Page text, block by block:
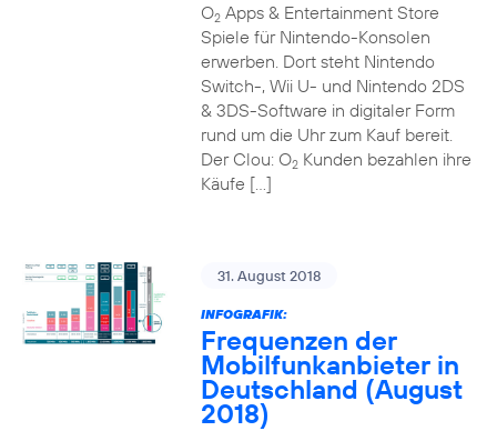
O2Apps & Entertainment Store
Spiele für Nintendo-Konsolen
erwerben. Dort steht Nintendo
Switch-, Wii U- und Nintendo 2DS
& 3DS-Software in digitaler Form
rund um die Uhr zum Kauf bereit.
Der Clou: O2Kunden bezahlen ihre
Käufe […]
31. August 2018
INFOGRAFIK:
Frequenzen der
Mobilfunkanbieter in
Deutschland (August
2018)